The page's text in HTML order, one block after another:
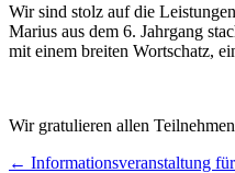
Wir sind stolz auf die
Marius aus dem 6. Jahrgang
mit einem breiten Wortschatz,
Wir gratulieren allen
← Informationsveranstaltung